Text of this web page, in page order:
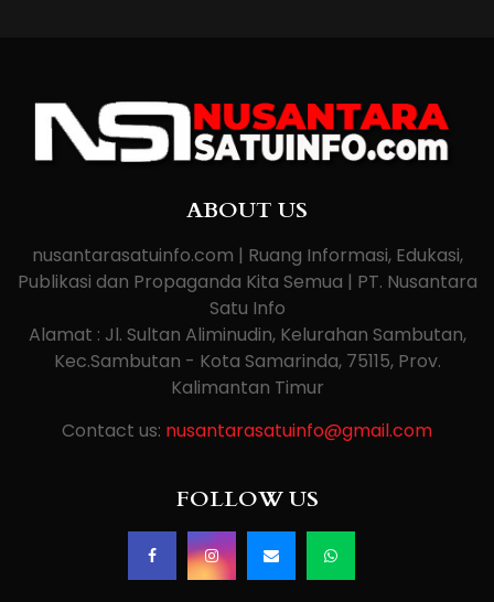
ABOUT US
nusantarasatuinfo.com | Ruang Informasi, Edukasi,
Publikasi dan Propaganda Kita Semua | PT. Nusantara
Satu Info
Alamat : Jl. Sultan Aliminudin, Kelurahan Sambutan,
Kec.Sambutan - Kota Samarinda, 75115, Prov.
Kalimantan Timur
Contact us: nusantarasatuinfo@gmail.com
FOLLOW US